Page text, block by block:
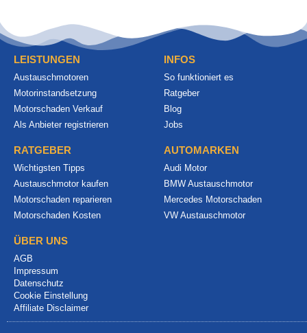
LEISTUNGEN
Austauschmotoren
Motorinstandsetzung
Motorschaden Verkauf
Als Anbieter registrieren
INFOS
So funktioniert es
Ratgeber
Blog
Jobs
RATGEBER
Wichtigsten Tipps
Austauschmotor kaufen
Motorschaden reparieren
Motorschaden Kosten
AUTOMARKEN
Audi Motor
BMW Austauschmotor
Mercedes Motorschaden
VW Austauschmotor
ÜBER UNS
AGB
Impressum
Datenschutz
Cookie Einstellung
Affiliate Disclaimer